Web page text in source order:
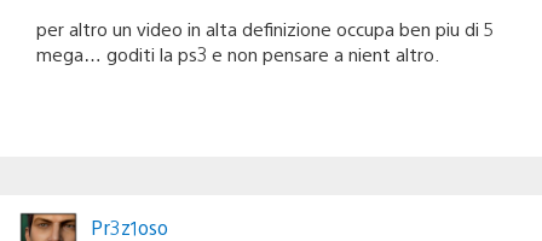
per altro un video in alta definizione occupa ben piu di 5
mega… goditi la ps3 e non pensare a nient altro.
Pr3z1oso